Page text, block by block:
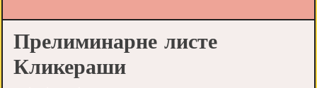
Прелиминарне листе
Кликераши